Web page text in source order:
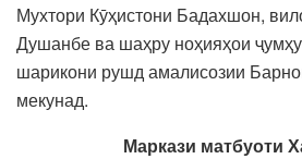
Мухтори Кӯҳистони Бадахшон,
Душанбе ва шаҳру ноҳияҳои
шарикони рушд амалисозии
мекунад.
Маркази матбуоти